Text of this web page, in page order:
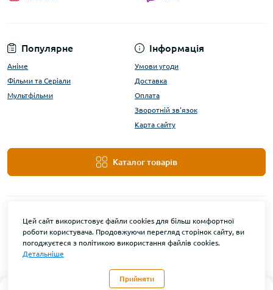
Популярне
Аніме
Фільми та Серіали
Мультфільми
Інформація
Умови угоди
Доставка
Оплата
Зворотній зв'язок
Карта сайту
Каталог товарів
Цей сайт використовує файли cookies для більш комфортної
роботи користувача. Продовжуючи перегляд сторінок сайту, ви
погоджуєтеся з політикою використання файлів cookies.
Детальніше
Прийняти